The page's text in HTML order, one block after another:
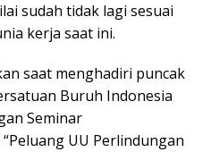
sudah tidak lagi sesuai
kerja saat ini.
saat menghadiri puncak
Buruh Indonesia
Seminar
UU Perlindungan